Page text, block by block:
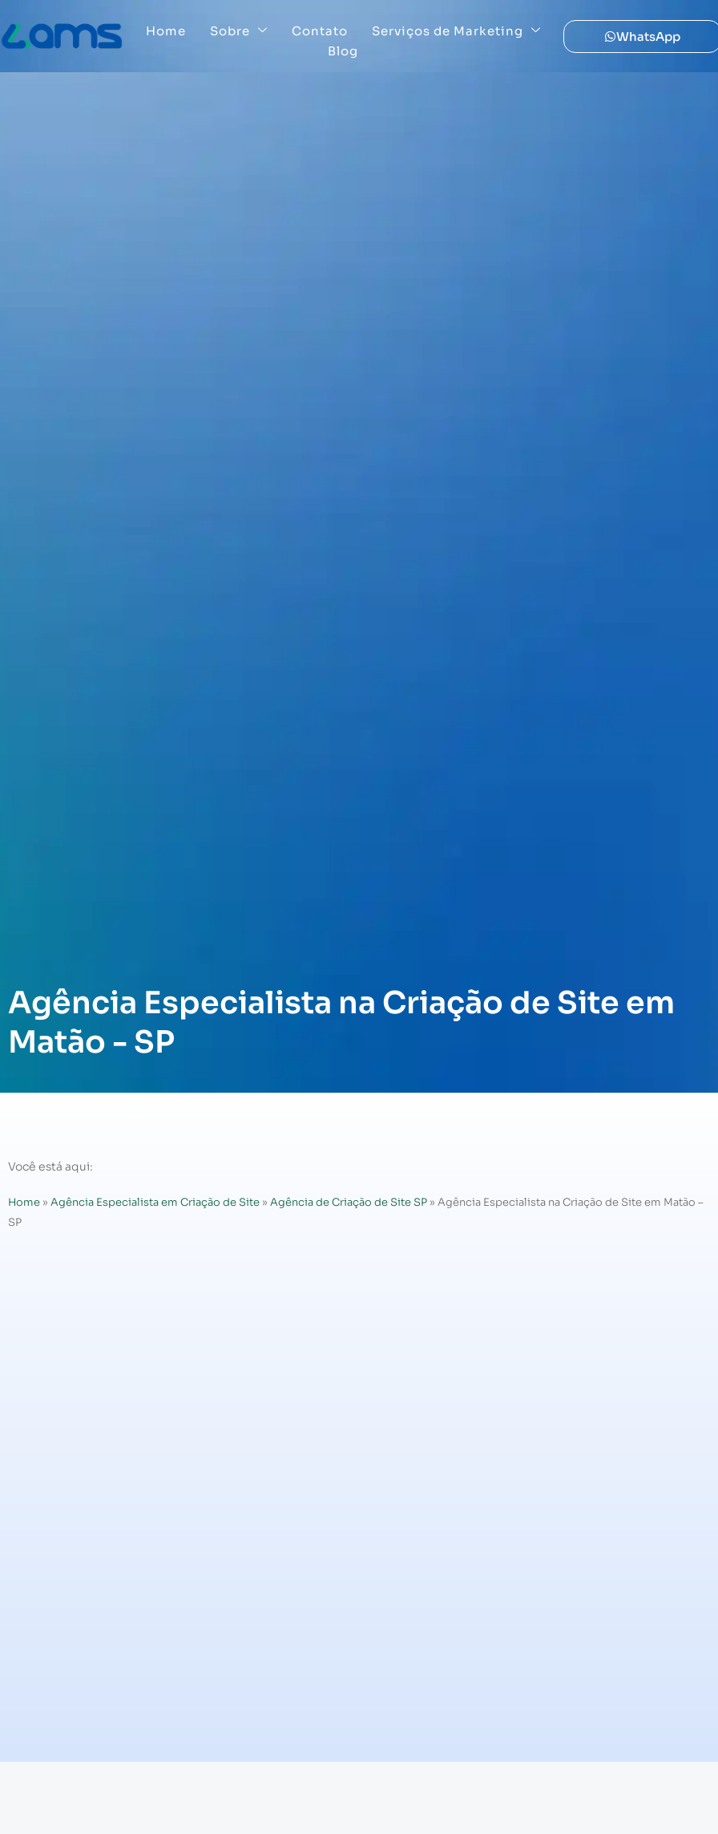
Home Sobre Contato
Serviços de Marketing
Blog
WhatsApp
Agência Especialista na Criação de Site em
Matão - SP
Você está aqui:
Home » Agência Especialista em Criação de Site » Agência de Criação de Site SP » Agência Especialista na Criação de Site em Matão –
SP